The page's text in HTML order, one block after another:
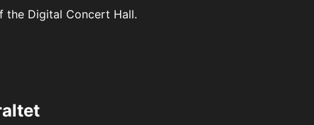
the Digital Concert Hall.